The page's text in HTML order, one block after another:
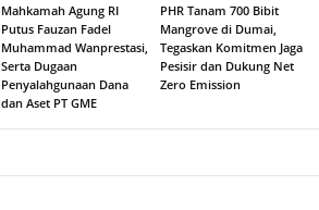
Mahkamah Agung RI
Putus Fauzan Fadel
Muhammad Wanprestasi,
Serta Dugaan
Penyalahgunaan Dana
dan Aset PT GME
PHR Tanam 700 Bibit
Mangrove di Dumai,
Tegaskan Komitmen Jaga
Pesisir dan Dukung Net
Zero Emission